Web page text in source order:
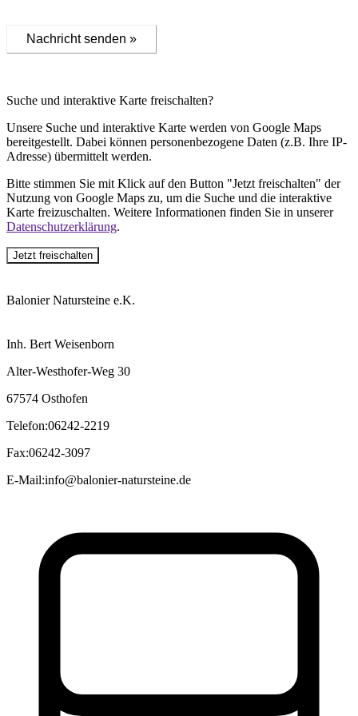
Nachricht senden »
Suche und interaktive Karte freischalten?
Unsere Suche und interaktive Karte werden von Google Maps
bereitgestellt. Dabei können personenbezogene Daten (z.B. Ihre IP-
Adresse) übermittelt werden.
Bitte stimmen Sie mit Klick auf den Button "Jetzt freischalten" der
Nutzung von Google Maps zu, um die Suche und die interaktive
Karte freizuschalten. Weitere Informationen finden Sie in unserer
Datenschutzerklärung.
Jetzt freischalten
Balonier Natursteine e.K.
Inh. Bert Weisenborn
Alter-Westhofer-Weg 30
67574 Osthofen
Telefon:06242-2219
Fax:06242-3097
E-Mail:info@balonier-natursteine.de